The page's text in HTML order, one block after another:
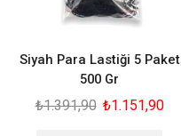
Siyah Para Lastiği 5 Paket
500 Gr
₺1.391,90 ₺1.151,90